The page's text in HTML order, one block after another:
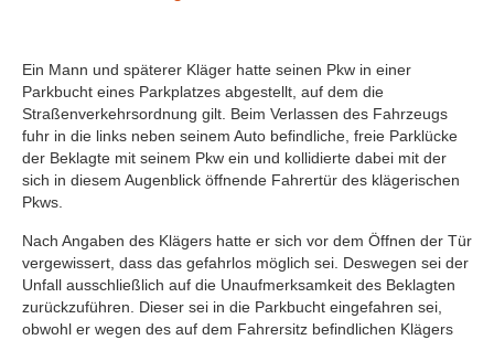
Ein Mann und späterer Kläger hatte seinen Pkw in einer
Parkbucht eines Parkplatzes abgestellt, auf dem die
Straßenverkehrsordnung gilt. Beim Verlassen des Fahrzeugs
fuhr in die links neben seinem Auto befindliche, freie Parklücke
der Beklagte mit seinem Pkw ein und kollidierte dabei mit der
sich in diesem Augenblick öffnende Fahrertür des klägerischen
Pkws.
Nach Angaben des Klägers hatte er sich vor dem Öffnen der Tür
vergewissert, dass das gefahrlos möglich sei. Deswegen sei der
Unfall ausschließlich auf die Unaufmerksamkeit des Beklagten
zurückzuführen. Dieser sei in die Parkbucht eingefahren sei,
obwohl er wegen des auf dem Fahrersitz befindlichen Klägers